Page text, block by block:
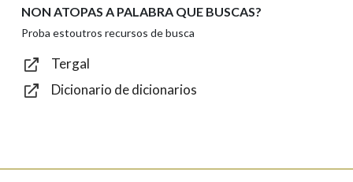
Texto de verificación
NON ATOPAS A PALABRA QUE BUSCAS?
Proba estoutros recursos de busca
Tergal
Dicionario de dicionarios